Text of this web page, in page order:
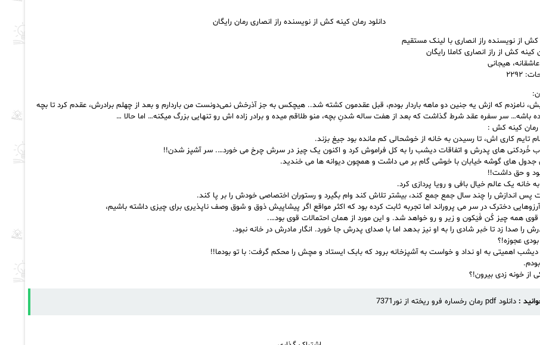
دانلود رمان کینه کش از نویسنده راز انصاری رمان رایگان
کش از نویسنده راز انصاری با لینک مستقیم
کینه کش از راز انصاری کاملا رایگان
عاشقانه، هیجانی
۲۲۹۲
نامزدم که ازش یه جنین دو ماهه باردار بودم، قبل عقدمون کشته شد.. هیچکس به جز آذرخش نمی‌دونست من باردارم و بعد از چهلم برادرش، عقدم کرد تا بچه
باشه… سر سفره عقد شرط گذاشت که بعد از هفت ساله شدنِ بچه، منو طلاقم میده و برادر زاده اش رو تنهایی بزرگ میکنه… اما حالا …
رمان کینه کش :
تایم کاری اش، تا رسیدن به خانه از خوشحالی کم مانده بود جیغ بزند.
خُردکنی های پدرش و اتفاقات دیشب را به كل فراموش کرد و اکنون یک چیز در سرش چرخ می خورد…. سر آشپز شدن!!
جدول های گوشه خیابان با خوشی گام بر می داشت و همچون دیوانه ها می خندید.
و حق داشت!!
خانه یک عالم خیال بافی و رویا پردازی کرد.
پس اندازش را چند سال جمع جمع کند، بیشتر تلاش کند وام بگیرد و رستوران اختصاصی خودش را بر پا کند.
دخترک در سر می پروراند اما تجربه ثابت کرده بود که اکثر مواقع اگر پیشاپیش ذوق و شوق وصف ناپذیری برای چیزی داشته باشیم،
قوی همه چیز كُن فَيَكون و زیر و رو خواهد شد. و این مورد از همان احتمالات قوی بود….
را صدا زد تا خبر شادی را به او نیز بدهد اما با صدای پدرش جا خورد. انگار مادرش در خانه نبود.
عجوزه!؟
دیشب اهمیتی به او نداد و خواست به آشپزخانه برود که بابک ایستاد و مچش را محکم گرفت: با تو بودما!!
از خونه زدی بیرون!؟
: دانلود pdf رمان رخساره فرو ریخته از نور7371